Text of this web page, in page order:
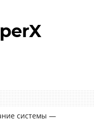
системы —